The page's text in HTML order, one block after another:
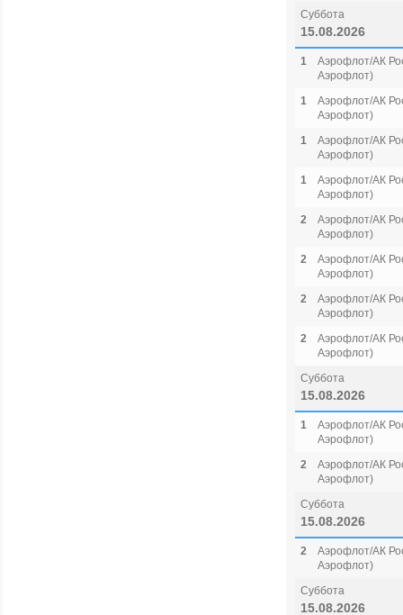
Суббота
15.08.2026
1
Аэрофлот/АК
Аэрофлот)
1
Аэрофлот/АК
Аэрофлот)
1
Аэрофлот/АК
Аэрофлот)
1
Аэрофлот/АК
Аэрофлот)
2
Аэрофлот/АК
Аэрофлот)
2
Аэрофлот/АК
Аэрофлот)
2
Аэрофлот/АК
Аэрофлот)
2
Аэрофлот/АК
Аэрофлот)
Суббота
15.08.2026
1
Аэрофлот/АК
Аэрофлот)
2
Аэрофлот/АК
Аэрофлот)
Суббота
15.08.2026
2
Аэрофлот/АК
Аэрофлот)
Суббота
15.08.2026